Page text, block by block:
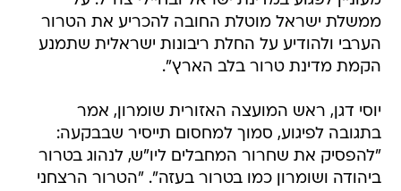
ממשלת ישראל מוטלת החובה להכריע את הטרור
הערבי ולהודיע על החלת ריבונות ישראלית שתמנע
הקמת מדינת טרור בלב הארץ".
יוסי דגן, ראש המועצה האזורית שומרון, אמר
בתגובה לפיגוע, סמוך למחסום תייסיר שבבקעה:
"להפסיק את שחרור המחבלים ליו"ש, לנהוג בטרור
ביהודה ושומרון כמו בטרור בעזה". "הטרור הרצחני